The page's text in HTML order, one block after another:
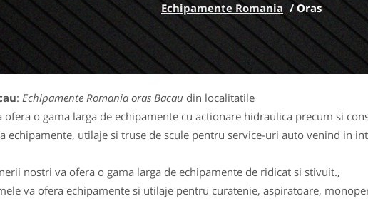
Echipamente Romania /Oras
: Echipamente Romania oras Bacau din localitatile
o gama larga de echipamente cu actionare hidraulica precum si
echipamente, utilaje si truse de scule pentru service-uri auto venind in
nostri va ofera o gama larga de echipamente de ridicat si stivuit.,
va ofera echipamente si utilaje pentru curatenie, aspiratoare,